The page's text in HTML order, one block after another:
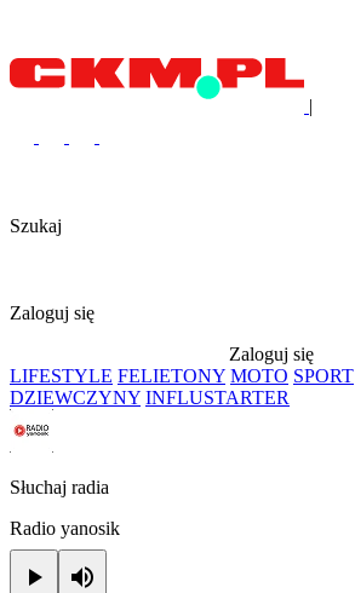
|
Szukaj
Zaloguj się
Zaloguj się
LIFESTYLE FELIETONY MOTO SPORT
DZIEWCZYNY INFLUSTARTER
Słuchaj radia
Radio yanosik
Play